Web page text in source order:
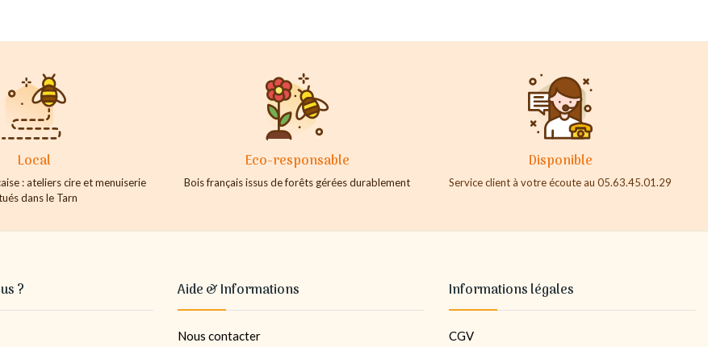
Local
: ateliers cire et menuiserie
dans le Tarn
Eco-responsable
Bois français issus de forêts gérées durablement
Disponible
Service client à votre écoute au 05.63.45.01.29
? Aide & Informations
Nous contacter
Informations légales
CGV